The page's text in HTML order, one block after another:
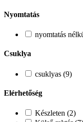
Nyomtatás
nyomtatás
Csuklya
csuklyas (9)
Elérhetőség
Készleten (2)